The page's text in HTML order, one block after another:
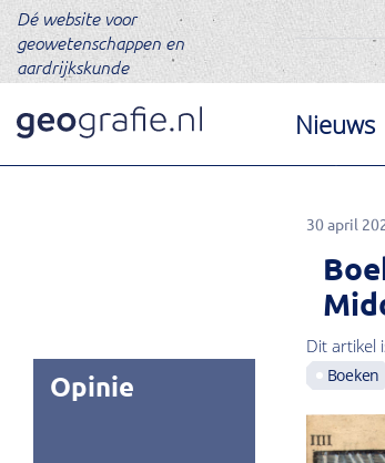
Dé website voor
geowetenschappen en
aardrijkskunde
Nieuws
30 april
Dit artikel
Boeken
Opinie